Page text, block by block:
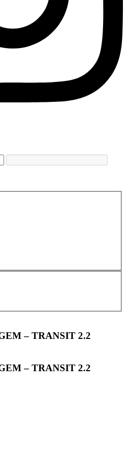
– TRANSIT 2.2
– TRANSIT 2.2